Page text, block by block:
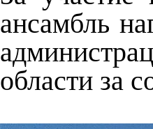
ансамбль
области за